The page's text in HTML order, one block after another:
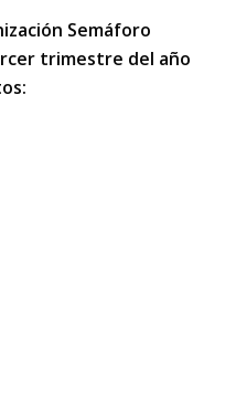
Semáforo
trimestre del año